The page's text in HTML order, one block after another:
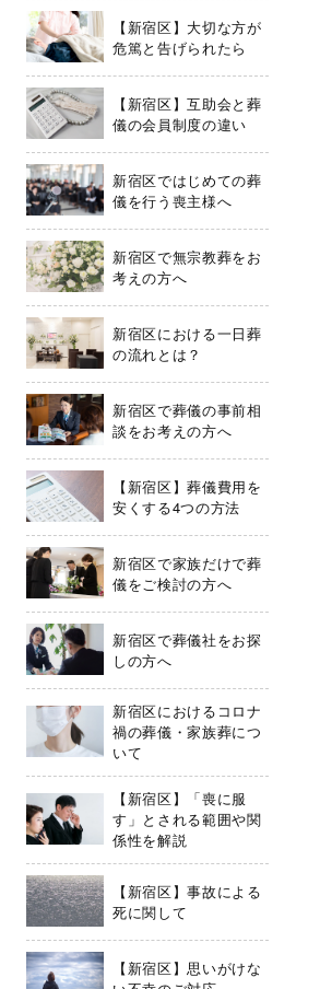
【新宿区】大切な方が
危篤と告げられたら
【新宿区】互助会と葬
儀の会員制度の違い
新宿区ではじめての葬
儀を行う喪主様へ
新宿区で無宗教葬をお
考えの方へ
新宿区における一日葬
の流れとは？
新宿区で葬儀の事前相
談をお考えの方へ
【新宿区】葬儀費用を
安くする4つの方法
新宿区で家族だけで葬
儀をご検討の方へ
新宿区で葬儀社をお探
しの方へ
新宿区におけるコロナ
禍の葬儀・家族葬につ
いて
【新宿区】「喪に服
す」とされる範囲や関
係性を解説
【新宿区】事故による
死に関して
【新宿区】思いがけな